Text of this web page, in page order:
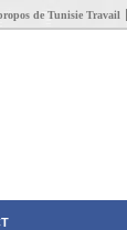
de Tunisie Travail